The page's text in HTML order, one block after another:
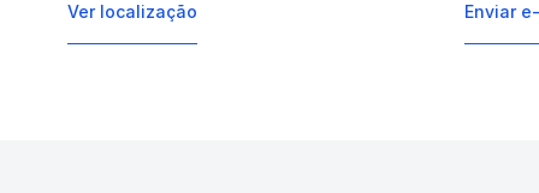
Ver localização Enviar